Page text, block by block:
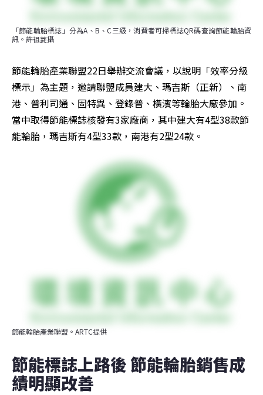
「節能輪胎標誌」分為A、B、C三級，消費者可掃標誌QR碼查詢節能輪胎資
訊。許祖菱攝
節能輪胎產業聯盟22日舉辦交流會議，以說明「效率分級
標示」為主題，邀請聯盟成員建大、瑪吉斯（正新）、南
港、普利司通、固特異、登錄普、橫濱等輪胎大廠參加。
當中取得節能標誌核發有3家廠商，其中建大有4型38款節
能輪胎，瑪吉斯有4型33款，南港有2型24款。
節能輪胎產業聯盟。ARTC提供
節能標誌上路後 節能輪胎銷售成
績明顯改善